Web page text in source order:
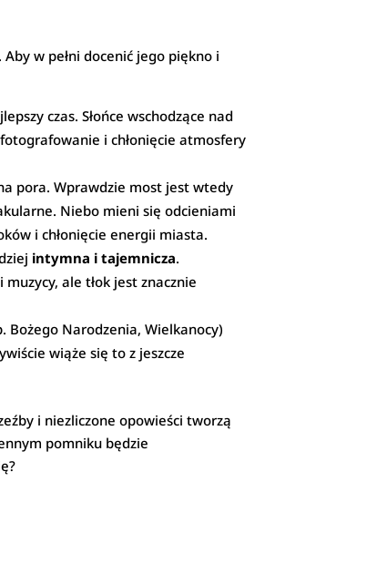
w pełni docenić jego piękno i
czas. Słońce wschodzące nad
i chłonięcie atmosfery
pora. Wprawdzie most jest wtedy
Niebo mieni się odcieniami
i chłonięcie energii miasta.
intymna i tajemnicza.
ale tłok jest znacznie
Bożego Narodzenia, Wielkanocy)
wiąże się to z jeszcze
i niezliczone opowieści tworzą
pomniku będzie